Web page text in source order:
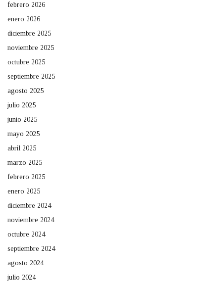
febrero 2026
enero 2026
diciembre 2025
noviembre 2025
octubre 2025
septiembre 2025
agosto 2025
julio 2025
junio 2025
mayo 2025
abril 2025
marzo 2025
febrero 2025
enero 2025
diciembre 2024
noviembre 2024
octubre 2024
septiembre 2024
agosto 2024
julio 2024